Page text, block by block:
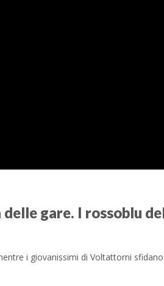
gare. I rossoblu
i giovanissimi di Voltattorni